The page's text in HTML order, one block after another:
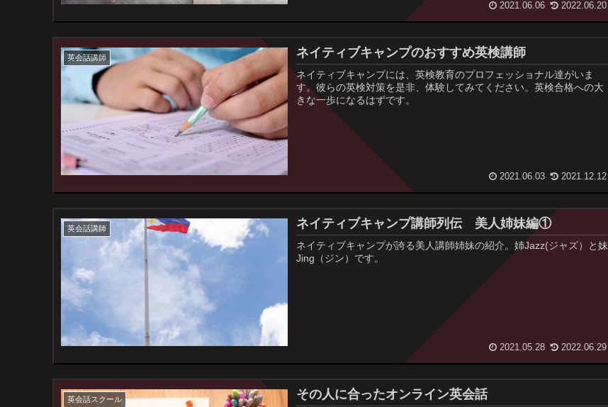
2021.06.06 2022.06.20
英会話講師 ネイティブキャンプのおすすめ英検講師
ネイティブキャンプには、英検教育のプロフェッショナル達がいま
す。彼らの英検対策を是非、体験してみてください。英検合格への大
きな一歩になるはずです。
2021.06.03 2021.12.12
英会話講師 ネイティブキャンプ講師列伝 美人姉妹編①
ネイティブキャンプが誇る美人講師姉妹の紹介。姉Jazz(ジャズ）と妹
Jing（ジン）です。
2021.05.28 2022.06.29
英会話スクール その人に合ったオンライン英会話